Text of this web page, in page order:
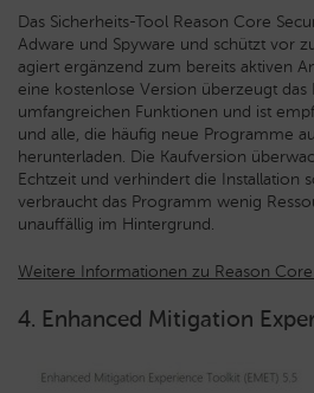
Das Sicherheits-Tool Reason Core
Adware und Spyware und schützt vor
agiert ergänzend zum bereits aktiven
eine kostenlose Version überzeugt
umfangreichen Funktionen und ist
und alle, die häufig neue Programme
herunterladen. Die Kaufversion
Echtzeit und verhindert die Installation
verbraucht das Programm wenig
unauffällig im Hintergrund.
Weitere Informationen zu Reason
4. Enhanced Mitigation